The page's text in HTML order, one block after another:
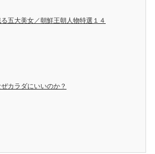
五大美女／朝鮮王朝人物特選１４
カラダにいいのか？